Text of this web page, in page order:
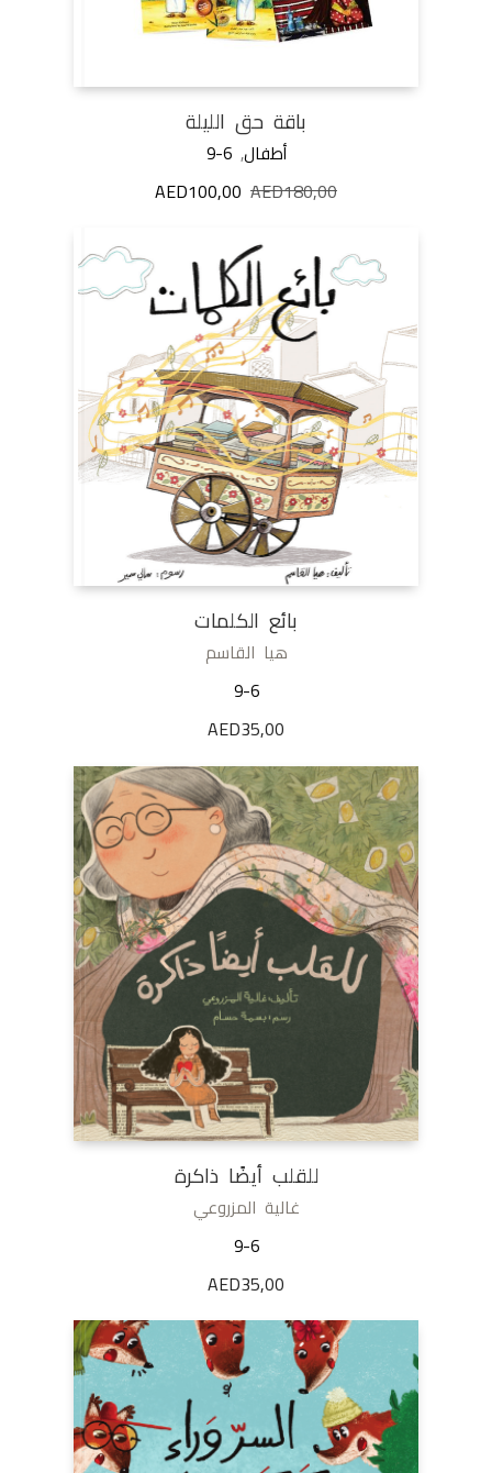
باقة حق الليلة
أطفال,
9-6
AED180,00
السعر
هو:
AED180,00.
AED100,00
السعر
هو:
AED100,00.
بائع الكلمات
هيا القاسم
9-6
AED35,00
للقلب أيضًا ذاكرة
غالية المزروعي
9-6
AED35,00